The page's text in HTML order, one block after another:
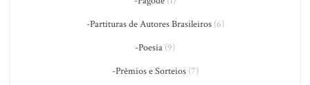
-Partituras de Autores Brasileiros(6)
-Poesia (9)
-Prêmios e Sorteios(7)